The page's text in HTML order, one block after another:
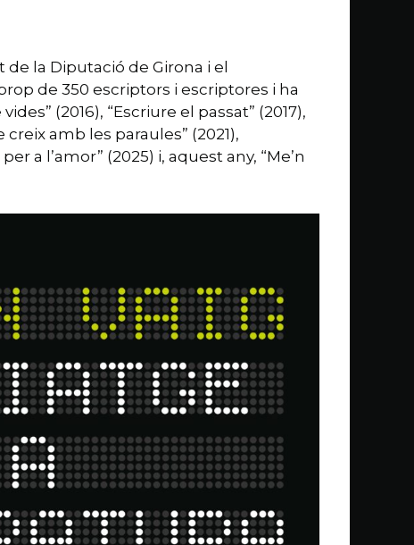
la Diputació de Girona i el
de 350 escriptors i escriptores i ha
(2016), “Escriure el passat” (2017),
amb les paraules” (2021),
a l’amor” (2025) i, aquest any, “Me’n